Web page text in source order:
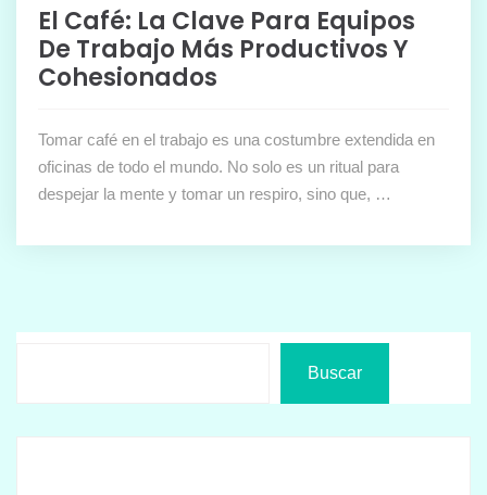
El Café: La Clave Para Equipos
De Trabajo Más Productivos Y
Cohesionados
Tomar café en el trabajo es una costumbre extendida en
oficinas de todo el mundo. No solo es un ritual para
despejar la mente y tomar un respiro, sino que, …
Buscar